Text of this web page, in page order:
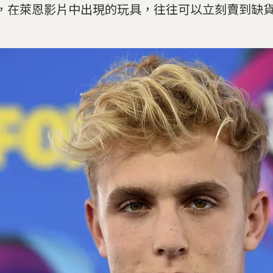
在萊恩影片中出現的玩具，往往可以立刻賣到缺